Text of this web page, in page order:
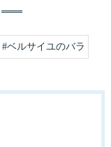
#ベルサイユのバラ